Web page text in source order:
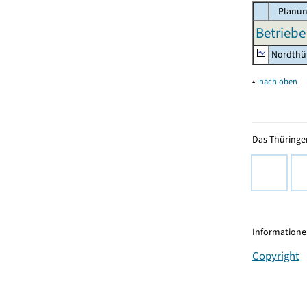
▴ nach oben
Das
Copyright